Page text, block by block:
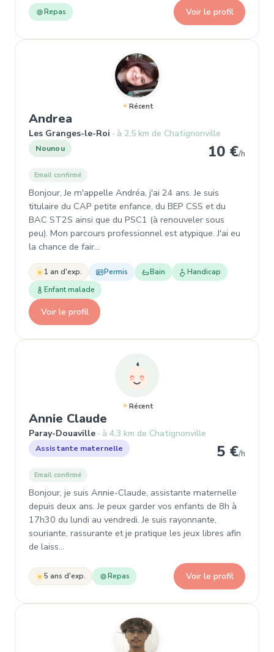
Repas Voir le profil
Récent
Andrea
Les Granges-le-Roi à 2,5 km de Chatignonville
Nounou 10 €/h
Email confirmé
Bonjour, Je m'appelle Andréa, j'ai 24 ans. Je suis
titulaire du CAP petite enfance, du BEP CSS et du
BAC ST2S ainsi que du PSC1 (à renouveler sous
peu). Mon parcours professionnel est atypique. J'ai eu
la chance de fair…
1 an d'exp. Permis Bain
Handicap
Enfant malade
Voir le profil
Récent
Annie Claude
Paray-Douaville à 4,3 km de Chatignonville
Assistante maternelle 5 €/h
Email confirmé
Bonjour, je suis Annie-Claude, assistante maternelle
depuis deux ans. Je peux garder vos enfants de 8h à
17h30 du lundi au vendredi. Je suis rayonnante,
souriante, rassurante et je pratique les jeux libres afin
de laiss…
5 ans d'exp. Repas Voir le profil